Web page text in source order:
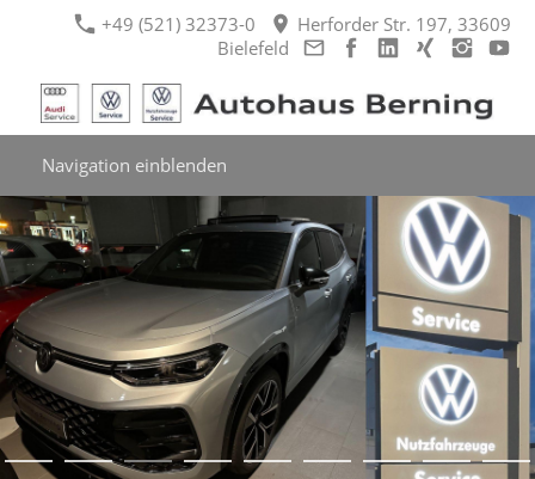
+49 (521) 32373-0
Herforder Str. 197, 33609
Bielefeld
Navigation einblenden